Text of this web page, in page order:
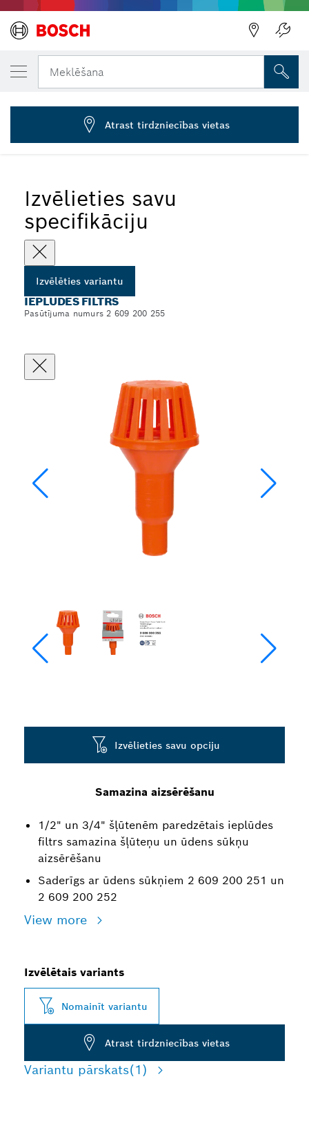
Meklēšana
... Ūdens sūkņu ieplūdes filtrs
Izvēlieties savu
specifikāciju
Izvēlēties variantu
IEPLŪDES FILTRS
Pasūtījuma numurs 2 609 200 255
Samazina aizsērēšanu
1/2" un 3/4" šļūtenēm paredzētais ieplūdes
filtrs samazina šļūteņu un ūdens sūkņu
aizsērēšanu
Saderīgs ar ūdens sūkņiem 2 609 200 251 un
2 609 200 252
View more
Izvēlieties savu opciju
Izvēlētais variants
Nomainīt variantu
Atrast tirdzniecības vietas
Variantu pārskats(1)
JŪSU IZVĒLĒTAIS VARIANTS
Iesūkšanas filtrs
2 609 200 255
Atrast tirdzniecības vietas